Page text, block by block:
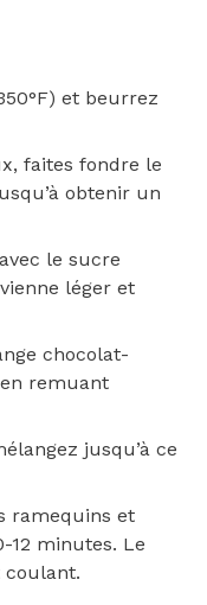
et beurrez
faites fondre le
obtenir un
le sucre
léger et
chocolat-
remuant
jusqu’à ce
ramequins et
12 minutes. Le
coulant.